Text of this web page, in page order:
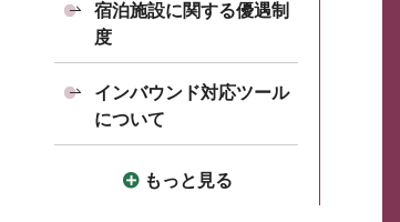
宿泊施設に関する優遇制
度
インバウンド対応ツール
について
もっと見る